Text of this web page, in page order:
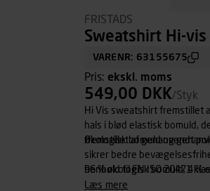
FRISTADS
Sweatshirt Hi-
VARENR: 63155675
Pris: ekskl. moms
549,00 DKK/Styk
Hi Vis sweatshirt fremstillet
hals i blød elastisk bomuld,
fremstillet af genanvendt
Økologisk bomuld og
sikrer bedre
henhold til EN ISO 20471
OEKO-TEX®-certificeret.
96 % økologisk bomuld, 4 %
læs mere